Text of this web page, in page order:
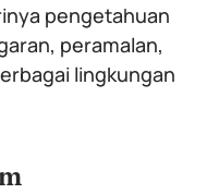
pengetahuan
peramalan,
lingkungan